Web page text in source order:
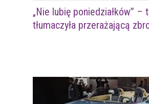
„Nie lubię poniedziałków” –
tłumaczyła przerażającą